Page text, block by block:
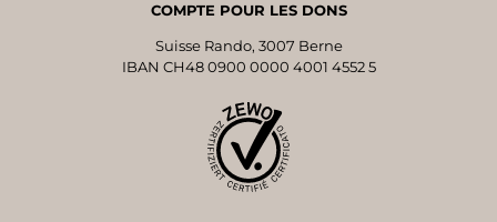
COMPTE POUR LES DONS
Suisse Rando, 3007 Berne
IBAN CH48 0900 0000 4001 4552 5